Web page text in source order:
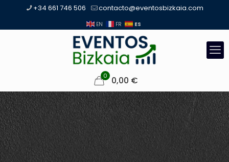
+34 661 746 506 contacto@eventosbizkaia.com
EN FR ES
0 0,00 €